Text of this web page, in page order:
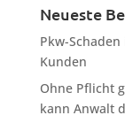
Neueste
Pkw-
Kunden
Ohne Pflicht
kann Anwalt